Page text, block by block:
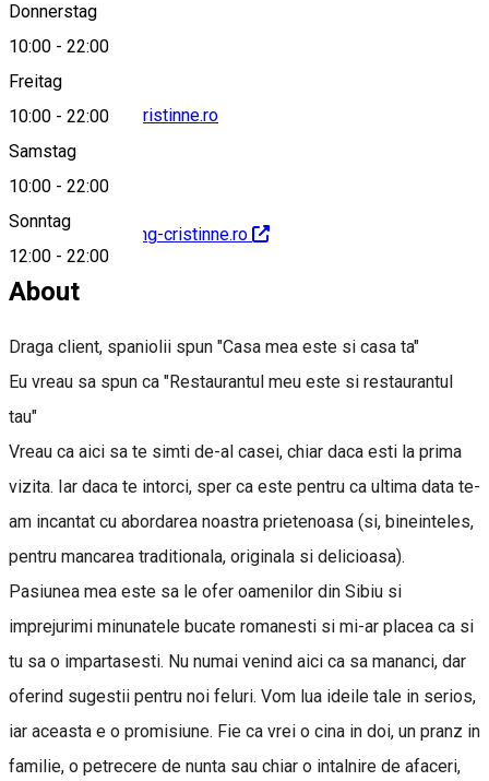
Donnerstag
10:00 - 22:00
Freitag
10:00 - 22:00
Samstag
10:00 - 22:00
Sonntag
12:00 - 22:00
office@catering-cristinne.ro
http://www.catering-cristinne.ro
About
Draga client, spaniolii spun "Casa mea este si casa ta"
Eu vreau sa spun ca "Restaurantul meu este si restaurantul
tau"
Vreau ca aici sa te simti de-al casei, chiar daca esti la prima
vizita. Iar daca te intorci, sper ca este pentru ca ultima data te-
am incantat cu abordarea noastra prietenoasa (si, bineinteles,
pentru mancarea traditionala, originala si delicioasa).
Pasiunea mea este sa le ofer oamenilor din Sibiu si
imprejurimi minunatele bucate romanesti si mi-ar placea ca si
tu sa o impartasesti. Nu numai venind aici ca sa mananci, dar
oferind sugestii pentru noi feluri. Vom lua ideile tale in serios,
iar aceasta e o promisiune. Fie ca vrei o cina in doi, un pranz in
familie, o petrecere de nunta sau chiar o intalnire de afaceri,